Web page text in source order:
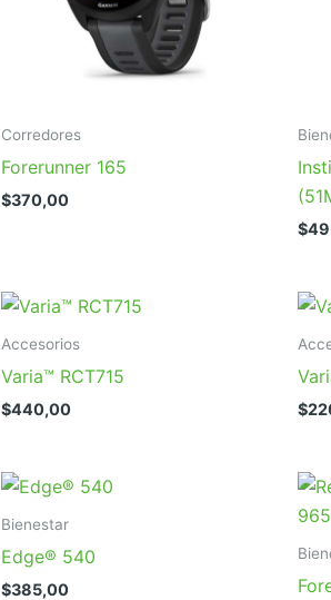
Corredores
Forerunner 165
$370,00
$
Accesorios
Varia™ RCT715
$440,00 $
Bienestar
Edge® 540
$385,00